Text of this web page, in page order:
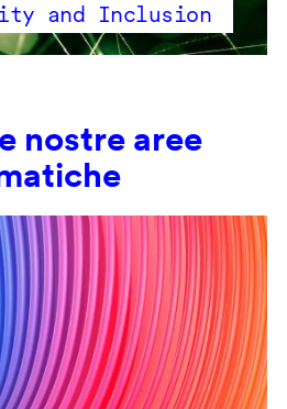
and Inclusion
nostre aree